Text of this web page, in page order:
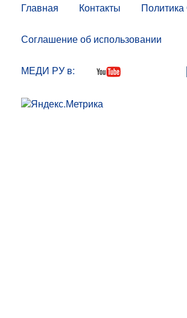
Главная Контакты
Соглашение об использовании
МЕДИ РУ в: